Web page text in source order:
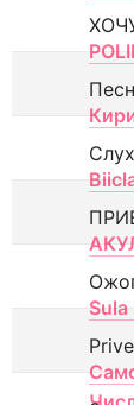
Слух
Sula